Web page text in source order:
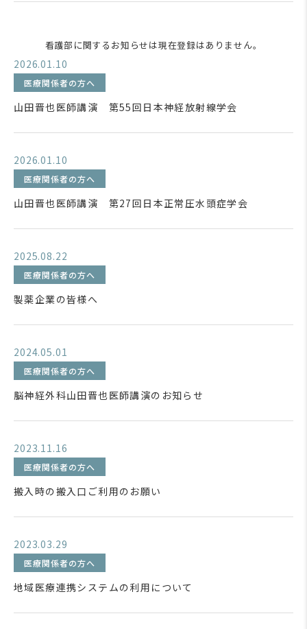
看護部に関するお知らせは現在登録はありません。
2026.01.10
医療関係者の方へ
山田晋也医師講演 第55回日本神経放射線学会
2026.01.10
医療関係者の方へ
山田晋也医師講演 第27回日本正常圧水頭症学会
2025.08.22
医療関係者の方へ
製薬企業の皆様へ
2024.05.01
医療関係者の方へ
脳神経外科山田晋也医師講演のお知らせ
2023.11.16
医療関係者の方へ
搬入時の搬入口ご利用のお願い
2023.03.29
医療関係者の方へ
地域医療連携システムの利用について